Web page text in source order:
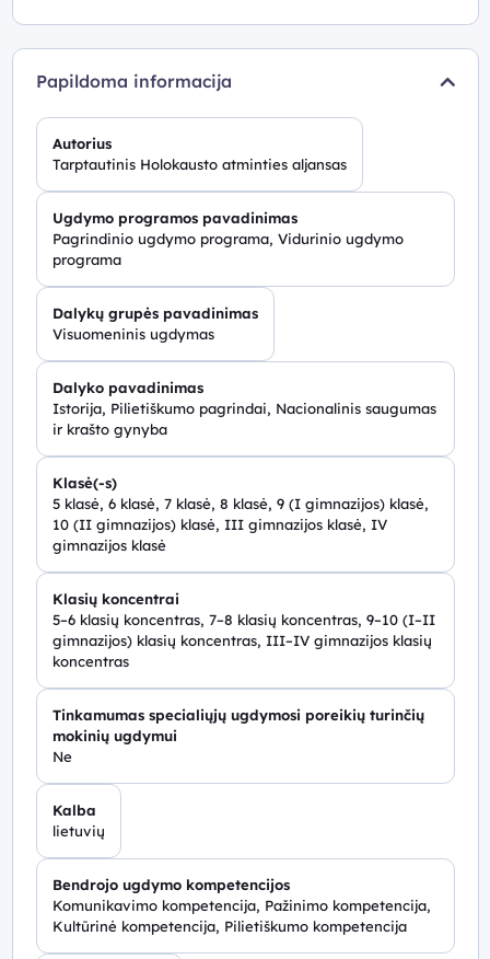
Papildoma informacija
Autorius
Tarptautinis Holokausto atminties aljansas
Ugdymo programos pavadinimas
Pagrindinio ugdymo programa, Vidurinio ugdymo
programa
Dalykų grupės pavadinimas
Visuomeninis ugdymas
Dalyko pavadinimas
Istorija, Pilietiškumo pagrindai, Nacionalinis saugumas
ir krašto gynyba
Klasė(-s)
5 klasė, 6 klasė, 7 klasė, 8 klasė, 9 (I gimnazijos) klasė,
10 (II gimnazijos) klasė, III gimnazijos klasė, IV
gimnazijos klasė
Klasių koncentrai
5–6 klasių koncentras, 7–8 klasių koncentras, 9–10 (I–II
gimnazijos) klasių koncentras, III–IV gimnazijos klasių
koncentras
Tinkamumas specialiųjų ugdymosi poreikių turinčių
mokinių ugdymui
Ne
Kalba
lietuvių
Bendrojo ugdymo kompetencijos
Komunikavimo kompetencija, Pažinimo kompetencija,
Kultūrinė kompetencija, Pilietiškumo kompetencija